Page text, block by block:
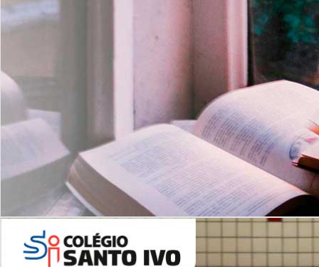
Leituras Literárias
es
Com imersão Bilingue - Anos
Finais
6º AO 9º ANO FUNDAMENTAL
Inglês: Turmas Reduzidas
(Proficiência)